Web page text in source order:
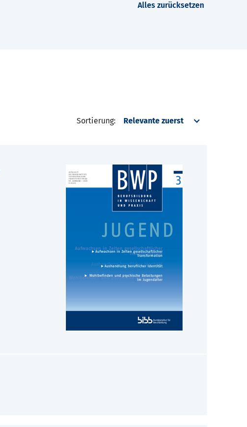
Alles zurücksetzen
Sortierung: